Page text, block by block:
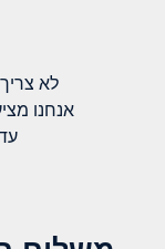
לא
אנחנו
עד 12 תשלומים ללא